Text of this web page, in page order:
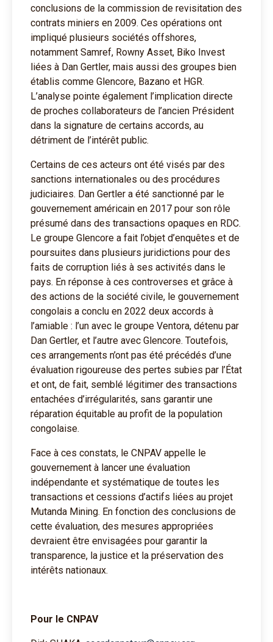
conclusions de la commission de revisitation des
contrats miniers en 2009. Ces opérations ont
impliqué plusieurs sociétés offshores,
notamment Samref, Rowny Asset, Biko Invest
liées à Dan Gertler, mais aussi des groupes bien
établis comme Glencore, Bazano et HGR.
L’analyse pointe également l’implication directe
de proches collaborateurs de l’ancien Président
dans la signature de certains accords, au
détriment de l’intérêt public.
Certains de ces acteurs ont été visés par des
sanctions internationales ou des procédures
judiciaires. Dan Gertler a été sanctionné par le
gouvernement américain en 2017 pour son rôle
présumé dans des transactions opaques en RDC.
Le groupe Glencore a fait l’objet d’enquêtes et de
poursuites dans plusieurs juridictions pour des
faits de corruption liés à ses activités dans le
pays. En réponse à ces controverses et grâce à
des actions de la société civile, le gouvernement
congolais a conclu en 2022 deux accords à
l’amiable : l’un avec le groupe Ventora, détenu par
Dan Gertler, et l’autre avec Glencore. Toutefois,
ces arrangements n’ont pas été précédés d’une
évaluation rigoureuse des pertes subies par l’État
et ont, de fait, semblé légitimer des transactions
entachées d’irrégularités, sans garantir une
réparation équitable au profit de la population
congolaise.
Face à ces constats, le CNPAV appelle le
gouvernement à lancer une évaluation
indépendante et systématique de toutes les
transactions et cessions d’actifs liées au projet
Mutanda Mining. En fonction des conclusions de
cette évaluation, des mesures appropriées
devraient être envisagées pour garantir la
transparence, la justice et la préservation des
intérêts nationaux.
Pour le CNPAV